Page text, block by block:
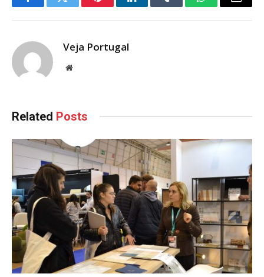
FacebookTwitter PinterestLinkedInTumblr WhatsAppEmail
Veja Portugal
Website
Related Posts